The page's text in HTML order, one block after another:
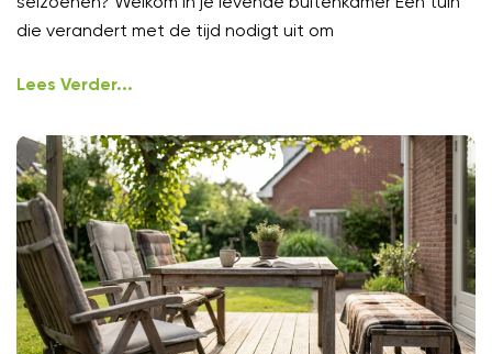
die verandert met de tijd nodigt uit om
Lees Verder...